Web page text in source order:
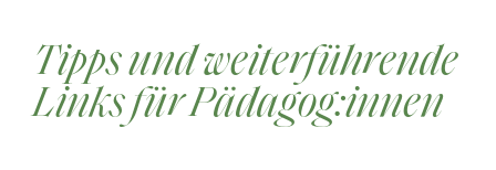
Tipps und weiterführende
Links für Pädagog:innen